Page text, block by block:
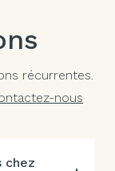
récurrentes.
nous
chez